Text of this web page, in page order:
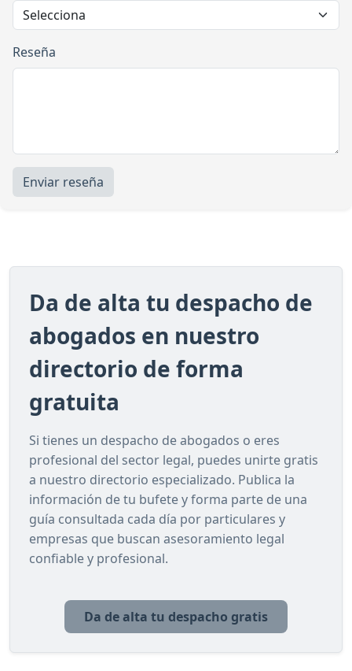
Reseña
Enviar reseña
Da de alta tu despacho de
abogados en nuestro
directorio de forma
gratuita
Si tienes un despacho de abogados o eres
profesional del sector legal, puedes unirte gratis
a nuestro directorio especializado. Publica la
información de tu bufete y forma parte de una
guía consultada cada día por particulares y
empresas que buscan asesoramiento legal
confiable y profesional.
Da de alta tu despacho gratis